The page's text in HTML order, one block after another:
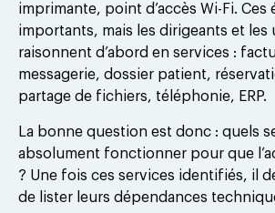
imprimante, point d’accès Wi-Fi. Ces
importants, mais les dirigeants et les
raisonnent d’abord en services :
messagerie, dossier patient,
partage de fichiers, téléphonie, ERP.
La bonne question est donc : quels
absolument fonctionner pour que
? Une fois ces services identifiés, il
de lister leurs dépendances